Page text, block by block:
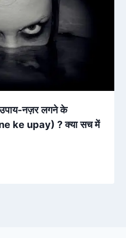
नज़र लगने के
ke upay) ? क्या सच में